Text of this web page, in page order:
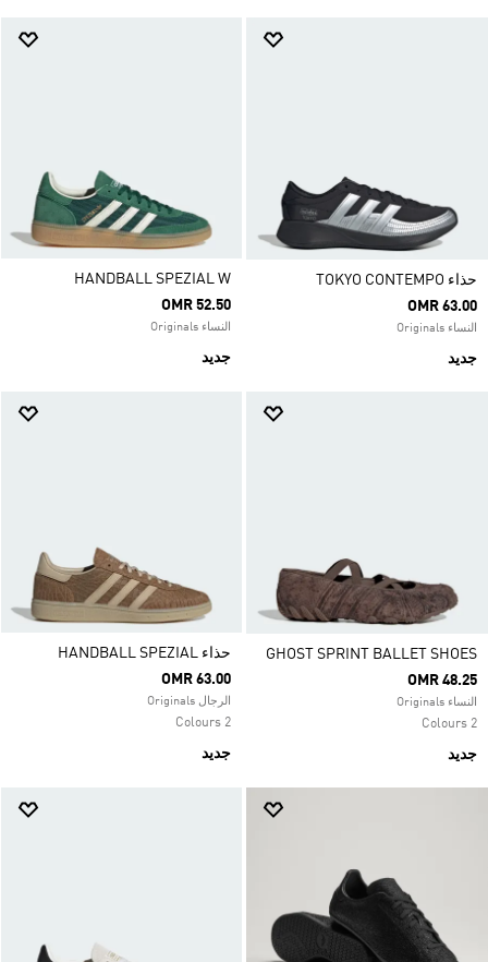
حذاء TOKYO CONTEMPO
OMR 63.00
النساء Originals
جديد
HANDBALL SPEZIAL W
OMR 52.50
النساء Originals
جديد
GHOST SPRINT BALLET SHOES
OMR 48.25
النساء Originals
2 Colours
جديد
حذاء HANDBALL SPEZIAL
OMR 63.00
الرجال Originals
2 Colours
جديد